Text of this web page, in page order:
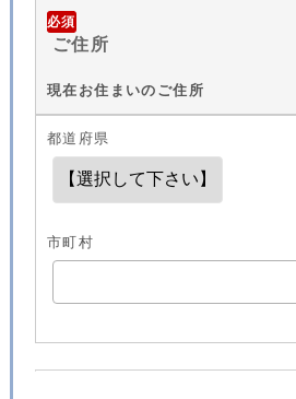
必須
ご住所
現在お住まいのご住所
都道府県
市町村